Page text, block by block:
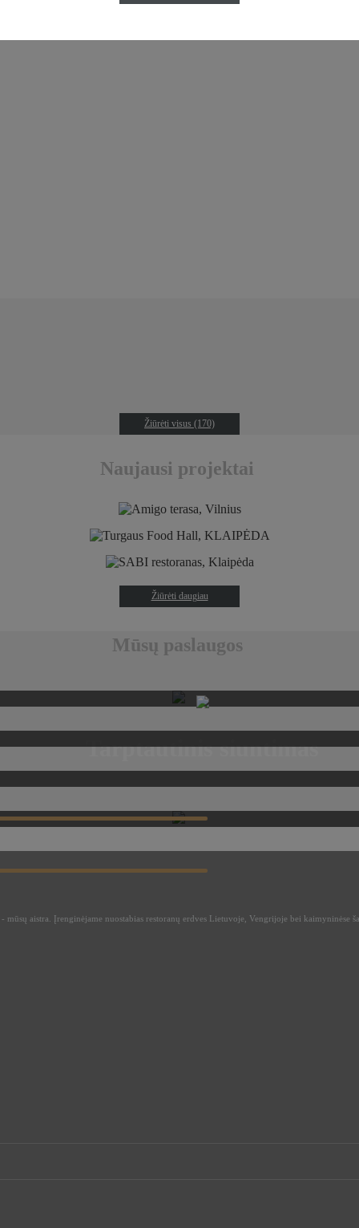
Žiūrėti visus (170)
Naujausi projektai
Žiūrėti daugiau
Mūsų paslaugos
Tarptautinis siuntimas
mūsų aistra. Įrenginėjame nuostabias restoranų erdves Lietuvoje, Vengrijoje bei kaimyninėse